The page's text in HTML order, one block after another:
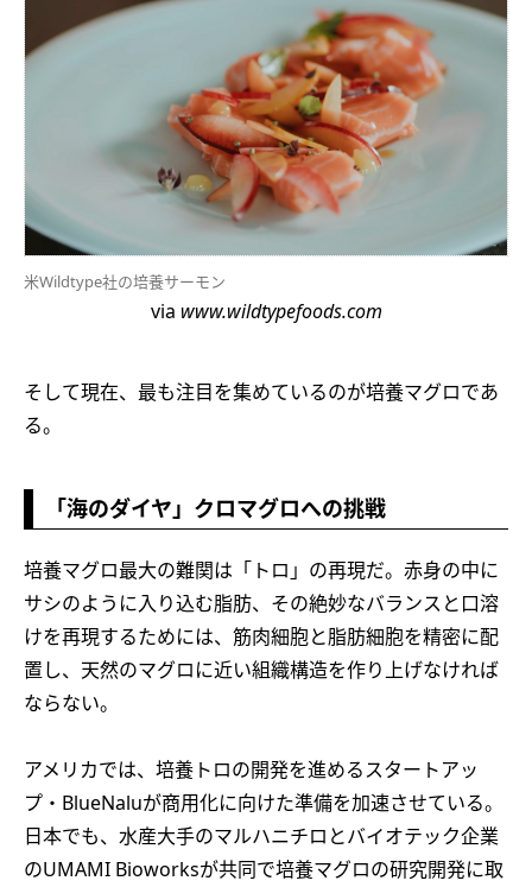
米Wildtype社の培養サーモン
via www.wildtypefoods.com
そして現在、最も注目を集めているのが培養マグロであ
る。
「海のダイヤ」クロマグロへの挑戦
培養マグロ最大の難関は「トロ」の再現だ。赤身の中に
サシのように入り込む脂肪、その絶妙なバランスと口溶
けを再現するためには、筋肉細胞と脂肪細胞を精密に配
置し、天然のマグロに近い組織構造を作り上げなければ
ならない。
アメリカでは、培養トロの開発を進めるスタートアッ
プ・BlueNaluが商用化に向けた準備を加速させている。
日本でも、水産大手のマルハニチロとバイオテック企業
のUMAMI Bioworksが共同で培養マグロの研究開発に取